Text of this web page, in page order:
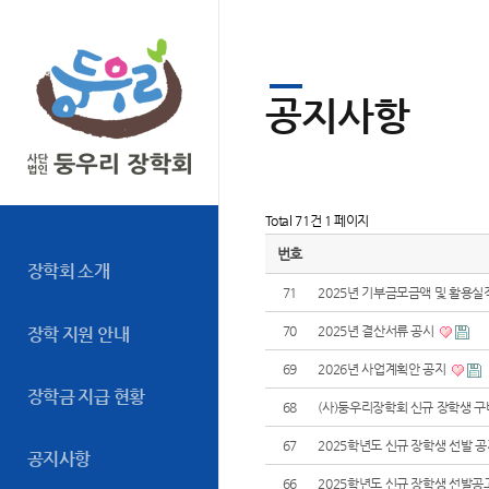
장학회 소개
장학 지원 안내
장학금 지급 현황
공지사항
공지사항
Total 71건 1 페이지
번호
71 2025년 기부금모금액 및 활용실
70 2025년 결산서류 공시
69 2026년 사업계획안 공지
68 (사)둥우리장학회 신규 장학생 구
67 2025학년도 신규 장학생 선발 공
66 2025학년도 신규 장학생 선발공